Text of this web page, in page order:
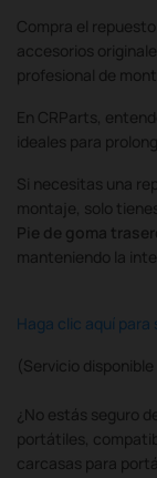
Compra el repuesto
accesorios
profesional de
En CRParts,
ideales para
Si necesitas una
montaje, solo
Pie de goma
manteniendo la
Haga clic aquí
(Servicio
¿No estás seguro
portátiles,
carcasas para